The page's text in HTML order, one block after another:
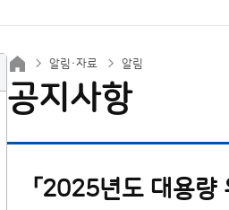
알림·자료 알림
공지사항
「2025년도 대용량